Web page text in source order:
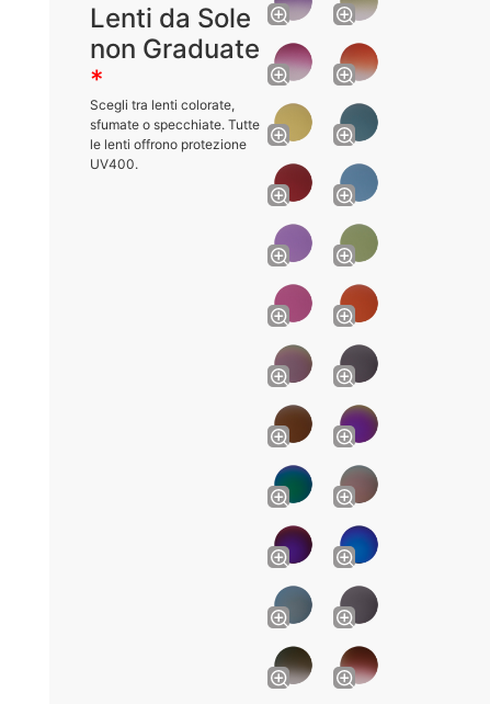
Lenti da Sole
non Graduate
*
Scegli tra lenti colorate,
sfumate o specchiate. Tutte
le lenti offrono protezione
UV400.